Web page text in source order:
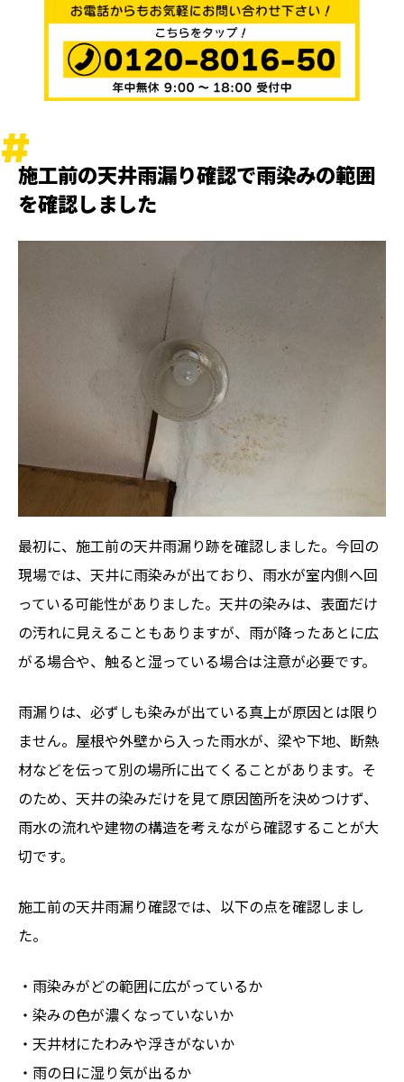
施工前の天井雨漏り確認で雨染みの範囲
を確認しました
最初に、施工前の天井雨漏り跡を確認しました。今回の
現場では、天井に雨染みが出ており、雨水が室内側へ回
っている可能性がありました。天井の染みは、表面だけ
の汚れに見えることもありますが、雨が降ったあとに広
がる場合や、触ると湿っている場合は注意が必要です。
雨漏りは、必ずしも染みが出ている真上が原因とは限り
ません。屋根や外壁から入った雨水が、梁や下地、断熱
材などを伝って別の場所に出てくることがあります。そ
のため、天井の染みだけを見て原因箇所を決めつけず、
雨水の流れや建物の構造を考えながら確認することが大
切です。
施工前の天井雨漏り確認では、以下の点を確認しまし
た。
・雨染みがどの範囲に広がっているか
・染みの色が濃くなっていないか
・天井材にたわみや浮きがないか
・雨の日に湿り気が出るか